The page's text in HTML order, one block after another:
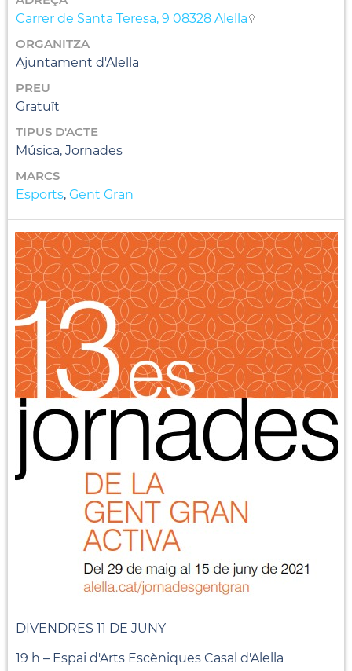
Carrer de Santa Teresa, 9 08328 Alella
ORGANITZA
Ajuntament d'Alella
PREU
Gratuït
TIPUS D'ACTE
Música, Jornades
MARCS
Esports, Gent Gran
DIVENDRES 11 DE JUNY
19 h – Espai d'Arts Escèniques Casal d'Alella